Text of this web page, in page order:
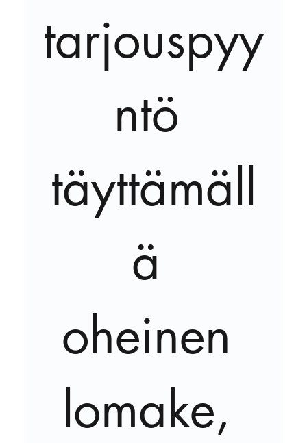
tarjouspyy
ntö
täyttämäll
ä
oheinen
lomake,